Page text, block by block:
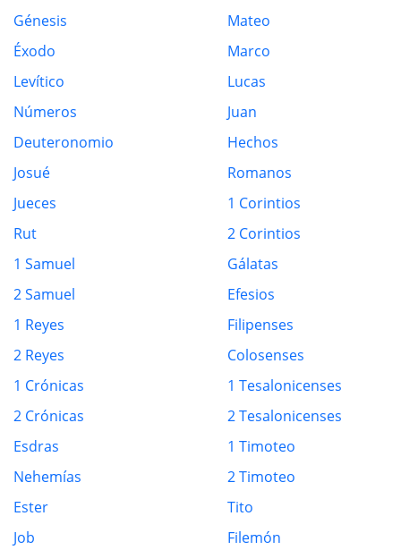
Génesis
Éxodo
Levítico
Números
Deuteronomio
Josué
Jueces
Rut
1 Samuel
2 Samuel
1 Reyes
2 Reyes
1 Crónicas
2 Crónicas
Esdras
Nehemías
Ester
Job
Mateo
Marco
Lucas
Juan
Hechos
Romanos
1 Corintios
2 Corintios
Gálatas
Efesios
Filipenses
Colosenses
1 Tesalonicenses
2 Tesalonicenses
1 Timoteo
2 Timoteo
Tito
Filemón